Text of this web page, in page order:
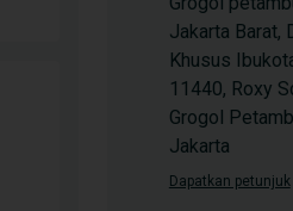
Jakarta Barat,
Khusus
11440, Roxy
Grogol
Jakarta
Dapatkan petunjuk